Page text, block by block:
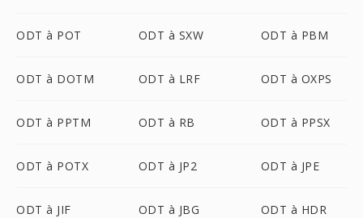
ODT à POT ODT à SXW ODT à PBM
ODT à DOTM ODT à LRF ODT à OXPS
ODT à PPTM ODT à RB ODT à PPSX
ODT à POTX ODT à JP2 ODT à JPE
ODT à JIF ODT à JBG ODT à HDR